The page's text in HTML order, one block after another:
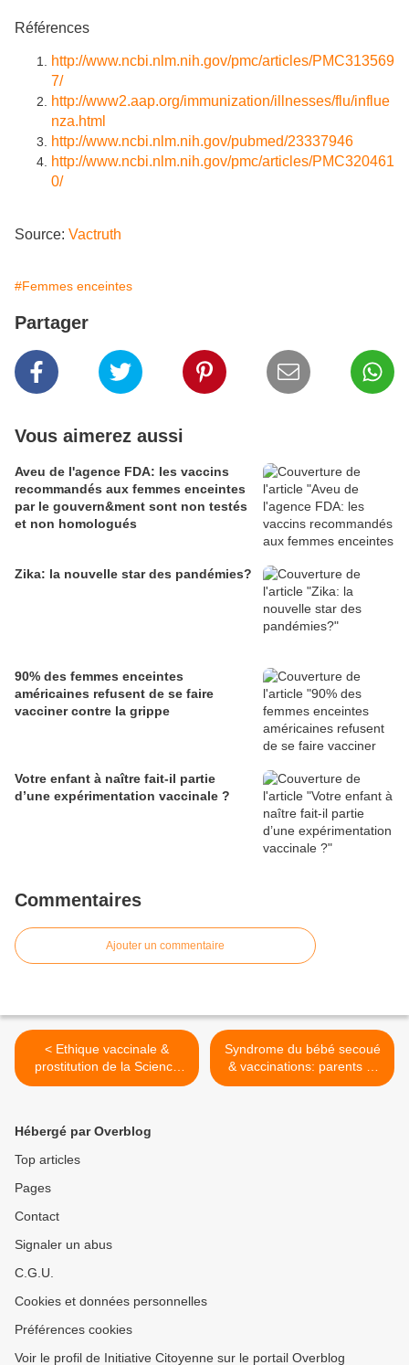
Références
http://www.ncbi.nlm.nih.gov/pmc/articles/PMC313569
7/
http://www2.aap.org/immunization/illnesses/flu/influe
nza.html
http://www.ncbi.nlm.nih.gov/pubmed/23337946
http://www.ncbi.nlm.nih.gov/pmc/articles/PMC320461
0/
Source: Vactruth
#Femmes enceintes
Partager
Vous aimerez aussi
Aveu de l'agence FDA: les vaccins
recommandés aux femmes enceintes
par le gouvern&ment sont non testés
et non homologués
Zika: la nouvelle star des pandémies?
90% des femmes enceintes
américaines refusent de se faire
vacciner contre la grippe
Votre enfant à naître fait-il partie
d’une expérimentation vaccinale ?
Commentaires
Ajouter un commentaire
< Ethique vaccinale &
prostitution de la Science
[réponse à Sham &
Syndrome du bébé secoué
& vaccinations: parents et
gardiennes sont parfois
Hébergé par Overblog
Top articles
Pages
Contact
Signaler un abus
C.G.U.
Cookies et données personnelles
Préférences cookies
Voir le profil de Initiative Citoyenne sur le portail Overblog